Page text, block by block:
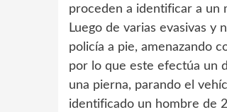
proceden a identificar a un
Luego de varias evasivas
policía a pie, amenazando
por lo que este efectúa un
una pierna, parando el
identificado un hombre de